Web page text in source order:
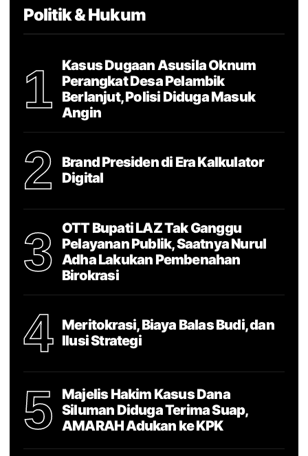
Politik & Hukum
1
Kasus Dugaan Asusila Oknum
Perangkat Desa Pelambik
Berlanjut, Polisi Diduga Masuk
Angin
2
Brand Presiden di Era Kalkulator
Digital
3
OTT Bupati LAZ Tak Ganggu
Pelayanan Publik, Saatnya Nurul
Adha Lakukan Pembenahan
Birokrasi
4
Meritokrasi, Biaya Balas Budi, dan
Ilusi Strategi
5
Majelis Hakim Kasus Dana
Siluman Diduga Terima Suap,
AMARAH Adukan ke KPK